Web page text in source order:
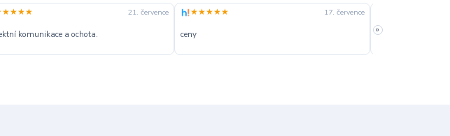
21. července
komunikace a ochota.
★★★★★ 17. července
ceny
slušná rychlost
»